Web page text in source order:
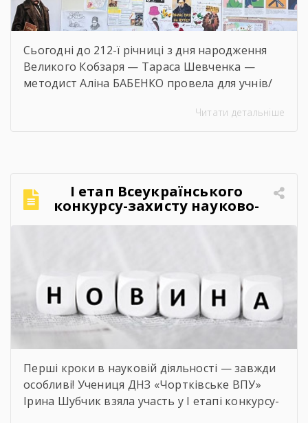
Сьогодні до 212-ї річниці з дня народження
Великого Кобзаря — Тараса Шевченка —
методист Аліна БАБЕНКО провела для учнів/
закладу інтерактивний захід «Кобзар
поезії, а також разом виконали безсмертний
[…]
Читати детальніше
І етап Всеукраїнського
конкурсу-захисту науково-
дослідницьких робіт учнів-
Перші кроки в науковій діяльності — завжди
особливі! Учениця ДНЗ «Чортківське ВПУ»
Ірина Шубчик взяла участь у І етапі конкурсу-